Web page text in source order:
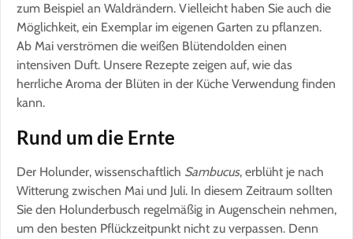
zum Beispiel an Waldrändern. Vielleicht haben Sie auch die
Möglichkeit, ein Exemplar im eigenen Garten zu pflanzen.
Ab Mai verströmen die weißen Blütendolden einen
intensiven Duft. Unsere Rezepte zeigen auf, wie das
herrliche Aroma der Blüten in der Küche Verwendung finden
kann.
Rund um die Ernte
Der Holunder, wissenschaftlich Sambucus, erblüht je nach
Witterung zwischen Mai und Juli. In diesem Zeitraum sollten
Sie den Holunderbusch regelmäßig in Augenschein nehmen,
um den besten Pflückzeitpunkt nicht zu verpassen. Denn